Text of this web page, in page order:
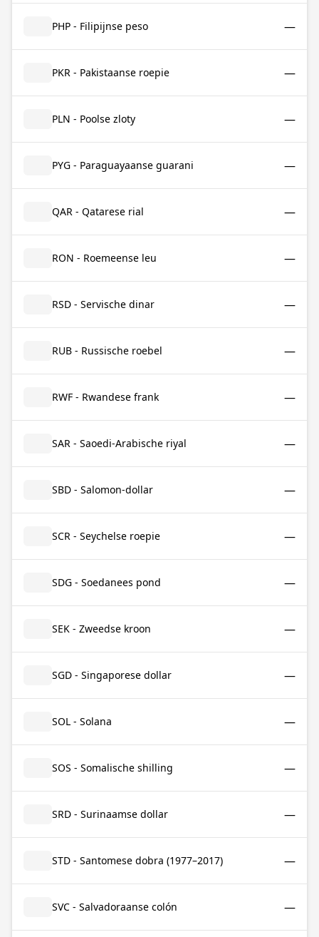
PHP - Filipijnse peso —
PKR - Pakistaanse roepie —
PLN - Poolse zloty —
PYG - Paraguayaanse guarani —
QAR - Qatarese rial —
RON - Roemeense leu —
RSD - Servische dinar —
RUB - Russische roebel —
RWF - Rwandese frank —
SAR - Saoedi-Arabische riyal —
SBD - Salomon-dollar —
SCR - Seychelse roepie —
SDG - Soedanees pond —
SEK - Zweedse kroon —
SGD - Singaporese dollar —
SOL - Solana —
SOS - Somalische shilling —
SRD - Surinaamse dollar —
STD - Santomese dobra (1977–2017) —
SVC - Salvadoraanse colón —